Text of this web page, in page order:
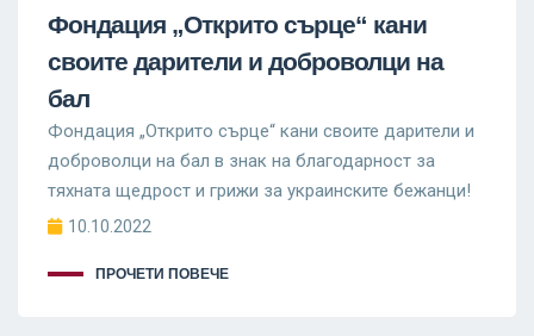
Фондация „Открито сърце“ кани
своите дарители и доброволци на
бал
Фондация „Открито сърце“ кани своите дарители и
доброволци на бал в знак на благодарност за
тяхната щедрост и грижи за украинските бежанци!
10.10.2022
ПРОЧЕТИ ПОВЕЧЕ